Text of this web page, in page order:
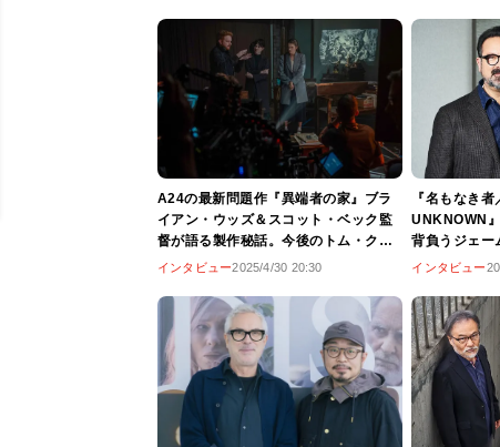
A24の最新問題作『異端者の家』ブラ
イアン・ウッズ＆スコット・ベック監
督が語る製作秘話。今後のトム・ク
ルーズに期待すること!?
インタビュー2025/4/30 20:30
『名もなき
UNKNOWN
背負うジェー
督、その深層
インタビュー